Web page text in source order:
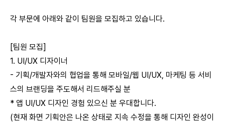
각 부문에 아래와 같이 팀원을 모집하고 있습니다.
[팀원 모집]
1. UI/UX 디자이너
- 기획/개발자와의 협업을 통해 모바일/웹 UI/UX, 마케팅 등 서비
스의 브랜딩을 주도해서 리드해주실 분
* 앱 UI/UX 디자인 경험 있으신 분 우대합니다.
(현재 화면 기획안은 나온 상태로 지속 수정을 통해 디자인 완성이